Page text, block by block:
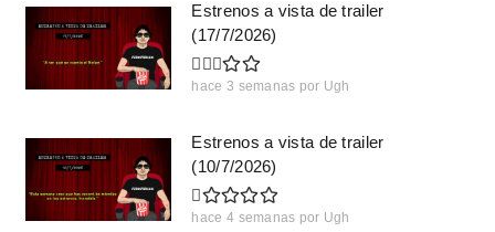
Estrenos a vista de trailer
(17/7/2026)
hace 3 semanas por Ugh
Estrenos a vista de trailer
(10/7/2026)
hace 4 semanas por Ugh